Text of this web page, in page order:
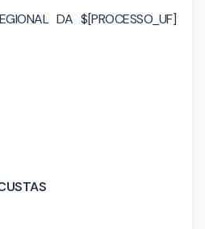
DA $[PROCESSO_UF]